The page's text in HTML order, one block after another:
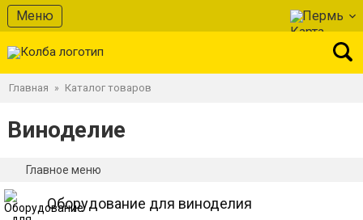
Меню Пермь
Главная » Каталог товаров
Виноделие
Главное меню
Оборудование для виноделия